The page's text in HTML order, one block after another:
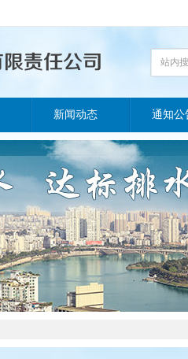
站内
新闻动态 通知公